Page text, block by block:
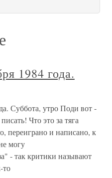
1984 года.
Суббота, утро Поди вот -
Что это за тяга
переиграно и написано, к
могу
- так критики называют
то